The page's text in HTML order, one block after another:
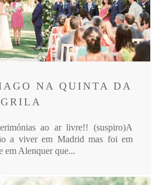
NA QUINTA DA
GRILA
ao ar livre!! (suspiro)A
a viver em Madrid mas foi em
em Alenquer que...